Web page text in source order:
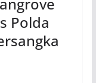
Polda